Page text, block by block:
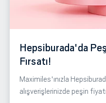
Hepsiburada'da
Fırsatı!
Maximiles'ınızla
alışverişlerinizde peşin